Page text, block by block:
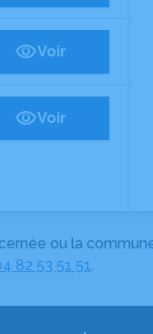
Voir
Voir
ou la
82 53 51 51.